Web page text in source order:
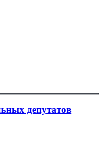
депутатов